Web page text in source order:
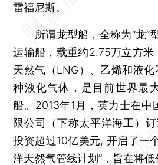
雷福尼斯。
所谓龙型船，全称为“龙”
运输船，载重约2.75万立方米
天然气（LNG）、乙烯和液
种液化气体，是目前世界最
船。2013年1月，英力士在中
限公司（下称太平洋海工）
投资超过10亿美元, 开启了一
洋天然气管线计划”，旨在将